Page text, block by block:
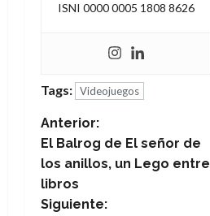
ISNI 0000 0005 1808 8626
Tags: Videojuegos
N
a
v
Anterior:
El Balrog de El señor de
los anillos, un Lego entre
libros
Siguiente: